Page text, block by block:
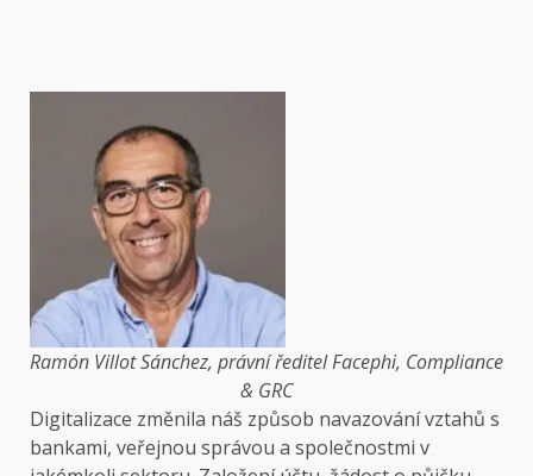
Ramón Villot Sánchez, právní ředitel Facephi, Compliance
& GRC
Digitalizace změnila náš způsob navazování vztahů s
bankami, veřejnou správou a společnostmi v